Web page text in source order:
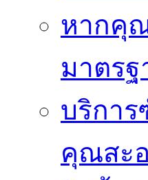
หากคุ
มาตรฐ
บริกา
คุณสะ